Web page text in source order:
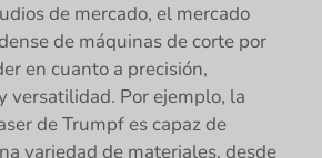
de mercado, el mercado
de máquinas de corte por
en cuanto a precisión,
versatilidad. Por ejemplo, la
de Trumpf es capaz de
variedad de materiales, desde